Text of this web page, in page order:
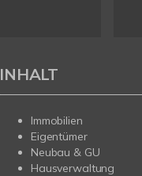
INHALT
Immobilien
Eigentümer
Neubau & GU
Hausverwaltung